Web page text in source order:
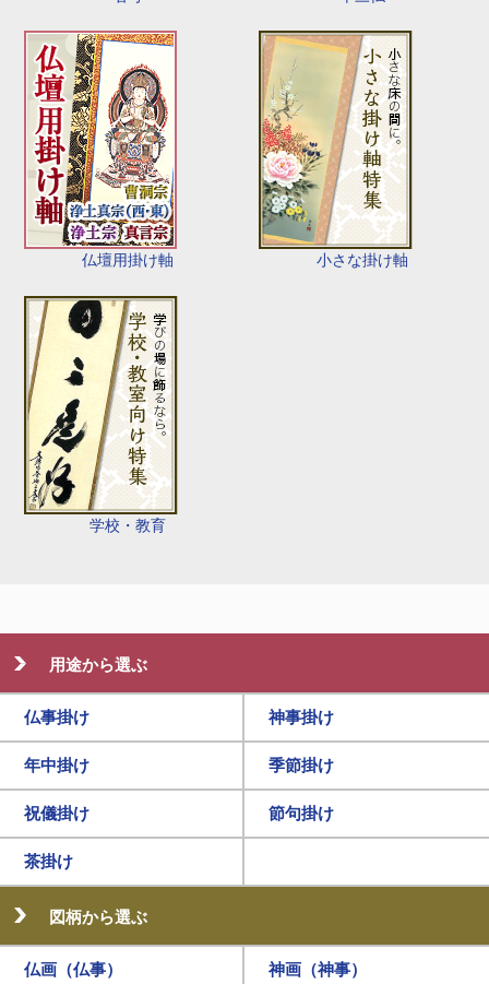
仏壇用掛け軸 小さな掛け軸
学校・教育
用途から選ぶ
仏事掛け 神事掛け
年中掛け 季節掛け
祝儀掛け 節句掛け
茶掛け
図柄から選ぶ
仏画（仏事） 神画（神事）